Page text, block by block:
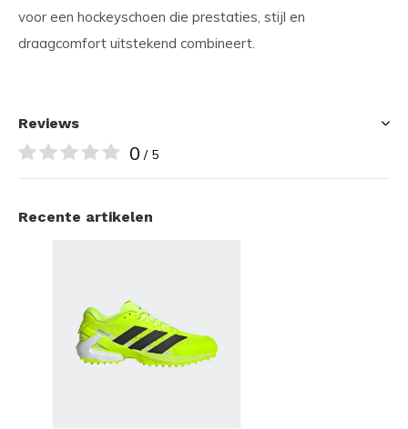
voor een hockeyschoen die prestaties, stijl en
draagcomfort uitstekend combineert.
Reviews
0 / 5
Recente artikelen